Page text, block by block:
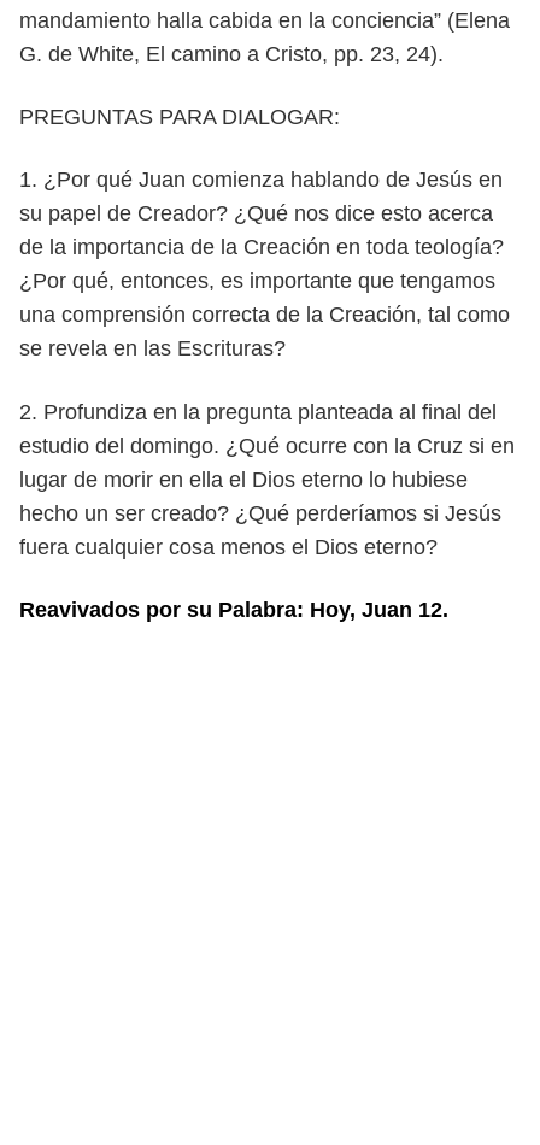
mandamiento halla cabida en la conciencia” (Elena
G. de White, El camino a Cristo, pp. 23, 24).
PREGUNTAS PARA DIALOGAR:
1. ¿Por qué Juan comienza hablando de Jesús en
su papel de Creador? ¿Qué nos dice esto acerca
de la importancia de la Creación en toda teología?
¿Por qué, entonces, es importante que tengamos
una comprensión correcta de la Creación, tal como
se revela en las Escrituras?
2. Profundiza en la pregunta planteada al final del
estudio del domingo. ¿Qué ocurre con la Cruz si en
lugar de morir en ella el Dios eterno lo hubiese
hecho un ser creado? ¿Qué perderíamos si Jesús
fuera cualquier cosa menos el Dios eterno?
Reavivados por su Palabra: Hoy, Juan 12.